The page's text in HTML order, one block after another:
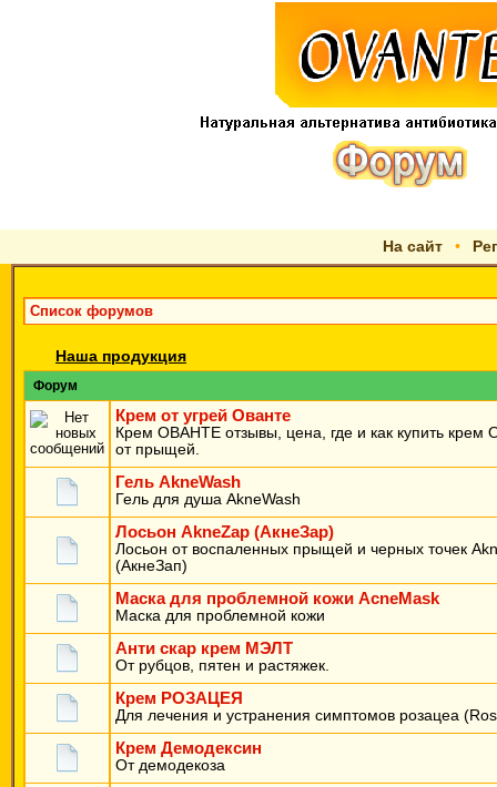
На сайт •
Список форумов
Наша продукция
Форум
Крем от угрей Ованте
Крем ОВАНТЕ отзывы, цена, где и как купить крем
от прыщей.
Гель AkneWash
Гель для душа AkneWash
Лосьон AkneZap (АкнеЗар)
Лосьон от воспаленных прыщей и черных точек
(АкнеЗап)
Маска для проблемной кожи AcneMask
Маска для проблемной кожи
Анти скар крем МЭЛТ
От рубцов, пятен и растяжек.
Крем РОЗАЦЕЯ
Для лечения и устранения симптомов розацеа
Крем Демодексин
От демодекоза